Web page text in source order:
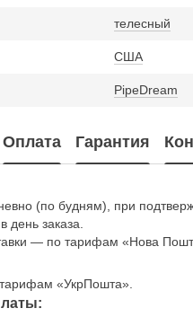
телесный
США
PipeDream
Оплата Гарантия
(по будням), при
день заказа.
— по тарифам «Нова
«УкрПошта».